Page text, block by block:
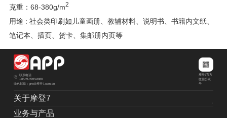
克重：68-380g/m2
用途 : 社会类印刷如儿童画册、教辅材料、说明书、书籍内文纸、
笔记本、插页、贺卡、集邮册内页等
联系电话
+86-21-2283-8888
绿色邮箱：grw@摩登7.com.cn
摩登7官方
微信公众
号
关于摩登7
业务与产品